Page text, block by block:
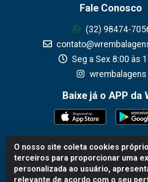
O nosso site coleta cookies
terceiros para proporcionar uma
personalizada ao usuário,
relevante de acordo com o seu
Fale Conosco
(32) 98474-
Seg a Sex 8:00 às
wrembalagens
Baixe já o APP da
WR Embalagens - R. Cel. Teodoro
Grogotó - Barbacena / MG - CEP
02.692.206/0001-55